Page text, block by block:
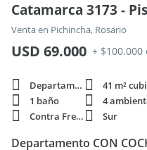
Catamarca 3173 -
Venta en Pichincha, Rosario
USD 69.000 + $100.000
Departamento 41 m²
1 baño
4
Contra Frente
Sur
Departamento CON